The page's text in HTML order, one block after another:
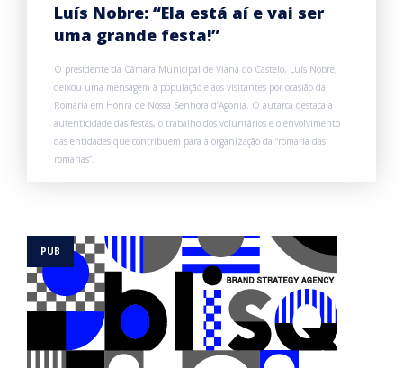
Luís Nobre: “Ela está aí e vai ser
uma grande festa!”
O presidente da Câmara Municipal de Viana do Castelo, Luís Nobre,
deixou uma mensagem à população e aos visitantes por ocasião da
Romaria em Honra de Nossa Senhora d’Agonia. O autarca destaca a
autenticidade das festas, o trabalho dos voluntários e o envolvimento
das entidades que contribuem para a organização da “romaria das
romarias”.